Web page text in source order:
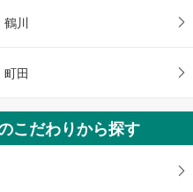
鶴川
町田
こだわりから探す